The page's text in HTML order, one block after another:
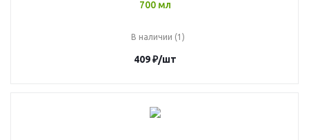
700 мл
В наличии (1)
409₽/шт